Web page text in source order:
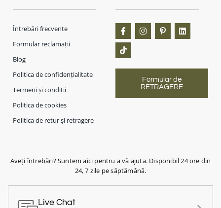
Întrebări frecvente
Formular reclamații
Blog
Politica de confidențialitate
Termeni și condiții
Politica de cookies
Politica de retur și retragere
Formular de
RETRAGERE
Aveți întrebări? Suntem aici pentru a vă ajuta. Disponibil 24 ore din
24, 7 zile pe săptămână.
Live Chat